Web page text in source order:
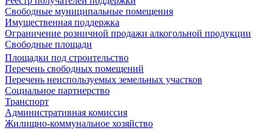
Свободные муниципальные помещения
Имущественная поддержка
Ограничение розничной продажи алкогольной продукции
Свободные площади
Площадки под строительство
Перечень свободных помещений
Перечень неиспользуемых земельных участков
Социальное партнерство
Транспорт
Административная комиссия
Жилищно-коммунальное хозяйство